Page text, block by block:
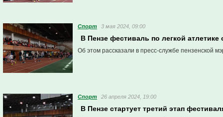
Спорт 3 мая 2024, 09:00
В Пензе фестиваль по легкой
Об этом рассказали в пресс-службе пензенской
Спорт 26 апреля 2024, 19:00
В Пензе стартует третий этап